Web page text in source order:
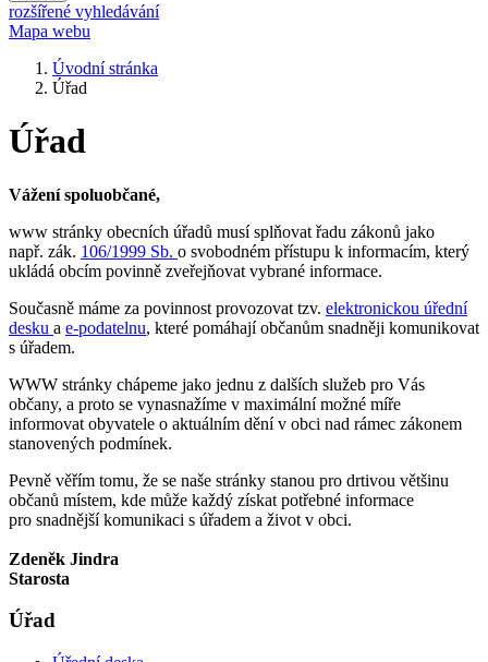
rozšířené vyhledávání
Mapa webu
Úvodní stránka
Úřad
Úřad
Vážení spoluobčané,
www stránky obecních úřadů musí splňovat řadu zákonů jako
např. zák. 106/1999 Sb. o svobodném přístupu k informacím, který
ukládá obcím povinně zveřejňovat vybrané informace.
Současně máme za povinnost provozovat tzv. elektronickou úřední
desku a e-podatelnu, které pomáhají občanům snadněji komunikovat
s úřadem.
WWW stránky chápeme jako jednu z dalších služeb pro Vás
občany, a proto se vynasnažíme v maximální možné míře
informovat obyvatele o aktuálním dění v obci nad rámec zákonem
stanovených podmínek.
Pevně věřím tomu, že se naše stránky stanou pro drtivou většinu
občanů místem, kde může každý získat potřebné informace
pro snadnější komunikaci s úřadem a život v obci.
Zdeněk Jindra
Starosta
Úřad